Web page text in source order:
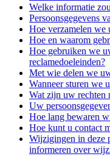
Welke informatie
Persoonsgegevens
Hoe verzamelen we
Hoe en waarom
Hoe gebruiken we
reclamedoeleinden?
Met wie delen we
Wanneer sturen we
Wat zijn uw rechten
Uw
Hoe lang bewaren
Hoe kunt u contact
Wijzigingen in deze
informeren over